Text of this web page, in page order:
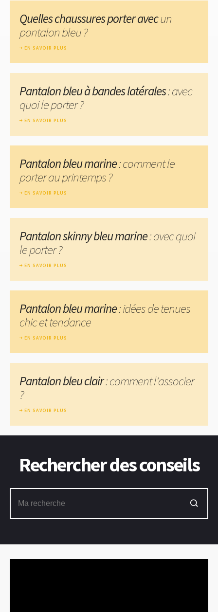
Quelles chaussures porter avecun
pantalon bleu ?
EN SAVOIR PLUS
Pantalon bleu à bandes latérales: avec
quoi le porter ?
EN SAVOIR PLUS
Pantalon bleu marine: comment le
porter au printemps ?
EN SAVOIR PLUS
Pantalon skinny bleu marine: avec quoi
le porter ?
EN SAVOIR PLUS
Pantalon bleu marine: idées de tenues
chic et tendance
EN SAVOIR PLUS
Pantalon bleu clair: comment l'associer
?
EN SAVOIR PLUS
Rechercher des conseils